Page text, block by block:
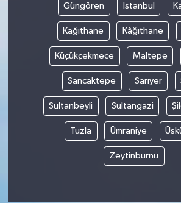
Güngören Istanbul
Kağıthane Kâğıthane
Küçükçekmece Maltepe
Sancaktepe Sarıyer
Sultanbeyli Sultangazi
Tuzla Ümraniye
Zeytinburnu